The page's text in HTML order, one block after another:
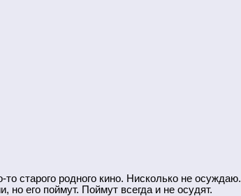
старого родного кино. Нисколько не осуждаю.
его поймут. Поймут всегда и не осудят.